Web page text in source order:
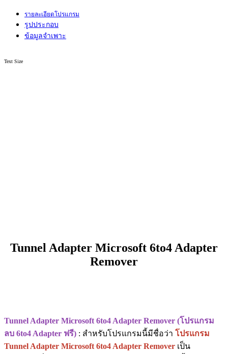
รายละเอียดโปรแกรม
รูปประกอบ
ข้อมูลจำเพาะ
Text Size
Tunnel Adapter Microsoft 6to4 Adapter
Remover
Tunnel Adapter Microsoft 6to4 Adapter Remover (โปรแกรม
ลบ 6to4 Adapter ฟรี) : สำหรับโปรแกรมนี้มีชื่อว่า โปรแกรม
Tunnel Adapter Microsoft 6to4 Adapter Remover เป็น